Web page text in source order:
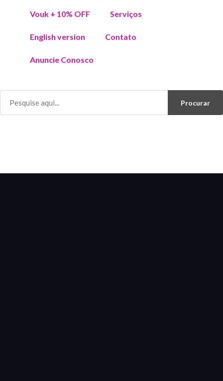
Vouk + 10% OFF Serviços
English version Contato
Anuncie Conosco
Procurar